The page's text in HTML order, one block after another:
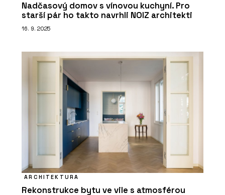
Nadčasový domov s vínovou kuchyní. Pro
starší pár ho takto navrhli NOIZ architekti
16. 9. 2025
ARCHITEKTURA
Rekonstrukce bytu ve vile s atmosférou